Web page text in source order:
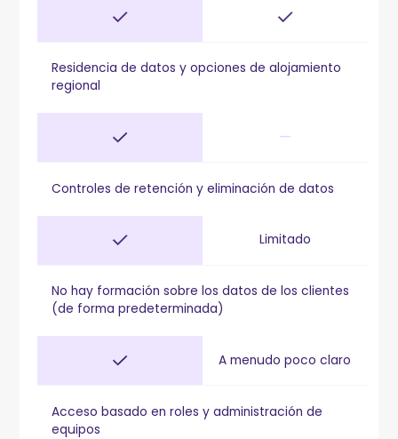
Residencia de datos y opciones de alojamiento
regional
—
Controles de retención y eliminación de datos
Limitado
No hay formación sobre los datos de los clientes
(de forma predeterminada)
A menudo poco claro
Acceso basado en roles y administración de
equipos